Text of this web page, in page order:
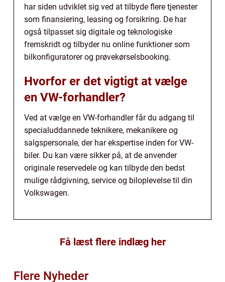
har siden udviklet sig ved at tilbyde flere tjenester
som finansiering, leasing og forsikring. De har
også tilpasset sig digitale og teknologiske
fremskridt og tilbyder nu online funktioner som
bilkonfiguratorer og prøvekørselsbooking.
Hvorfor er det vigtigt at vælge
en VW-forhandler?
Ved at vælge en VW-forhandler får du adgang til
specialuddannede teknikere, mekanikere og
salgspersonale, der har ekspertise inden for VW-
biler. Du kan være sikker på, at de anvender
originale reservedele og kan tilbyde den bedst
mulige rådgivning, service og biloplevelse til din
Volkswagen.
Få læst flere indlæg her
Flere Nyheder